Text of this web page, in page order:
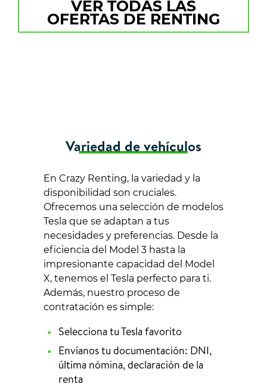
VER TODAS LAS
OFERTAS DE RENTING
Variedad de vehículos
En Crazy Renting, la variedad y la
disponibilidad son cruciales.
Ofrecemos una selección de modelos
Tesla que se adaptan a tus
necesidades y preferencias. Desde la
eficiencia del Model 3 hasta la
impresionante capacidad del Model
X, tenemos el Tesla perfecto para ti.
Además, nuestro proceso de
contratación es simple:
Selecciona tu Tesla favorito
Envíanos tu documentación: DNI,
última nómina, declaración de la
renta